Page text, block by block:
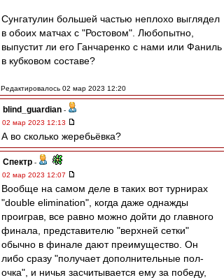
Сунгатулин большей частью неплохо выглядел
в обоих матчах с "Ростовом". Любопытно,
выпустит ли его Ганчаренко с нами или Фаниль
в кубковом составе?
Редактировалось 02 мар 2023 12:20
blind_guardian -
02 мар 2023 12:13
А во сколько жеребьёвка?
Спектр -
02 мар 2023 12:07
Вообще на самом деле в таких вот турнирах
"double elimination", когда даже однажды
проиграв, все равно можно дойти до главного
финала, представителю "верхней сетки"
обычно в финале дают преимущество. Он
либо сразу "получает дополнительные пол-
очка", и ничья засчитывается ему за победу,